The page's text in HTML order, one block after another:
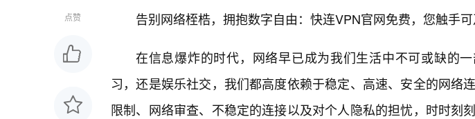
点赞 告别网络桎梏，拥抱数字自由：快连VPN官网免费，您触手
在信息爆炸的时代，网络早已成为我们生活中不可或缺的
习，还是娱乐社交，我们都高度依赖于稳定、高速、安全的网络
限制、网络审查、不稳定的连接以及对个人隐私的担忧，时时刻